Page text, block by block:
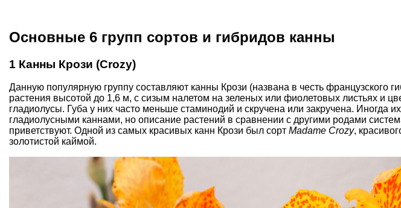
Основные 6 групп сортов и гибридов канны
1 Канны Крози (Crozy)
Данную популярную группу составляют канны Крози (названа в честь французского
растения высотой до 1,6 м, с сизым налетом на зеленых или фиолетовых листьях и
гладиолусы. Губа у них часто меньше стаминодий и скручена или закручена. Иногда
гладиолусными каннами, но описание растений в сравнении с другими родами
приветствуют. Одной из самых красивых канн Крози был сорт Madame Crozy,
золотистой каймой.